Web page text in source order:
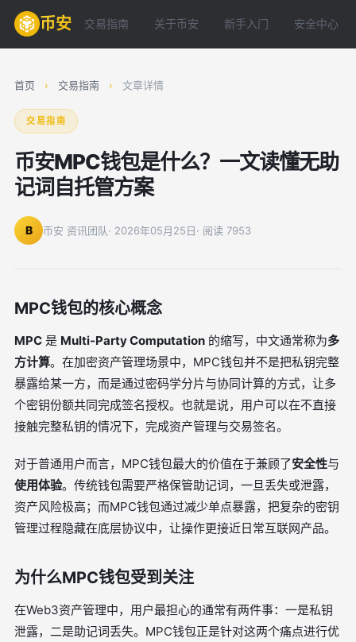
币安 交易指南 关于币安 新手入门 安全中心
首页 › 交易指南 › 文章详情
交易指南
币安MPC钱包是什么？一文读懂无助
记词自托管方案
B 币安 资讯团队· 2026年05月25日· 阅读 7953
MPC钱包的核心概念
MPC 是 Multi-Party Computation 的缩写，中文通常称为多
方计算。在加密资产管理场景中，MPC钱包并不是把私钥完整
暴露给某一方，而是通过密码学分片与协同计算的方式，让多
个密钥份额共同完成签名授权。也就是说，用户可以在不直接
接触完整私钥的情况下，完成资产管理与交易签名。
对于普通用户而言，MPC钱包最大的价值在于兼顾了安全性与
使用体验。传统钱包需要严格保管助记词，一旦丢失或泄露，
资产风险极高；而MPC钱包通过减少单点暴露，把复杂的密钥
管理过程隐藏在底层协议中，让操作更接近日常互联网产品。
为什么MPC钱包受到关注
在Web3资产管理中，用户最担心的通常有两件事：一是私钥
泄露，二是助记词丢失。MPC钱包正是针对这两个痛点进行优